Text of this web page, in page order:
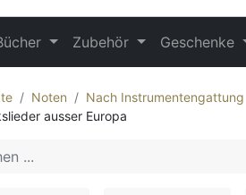
Zubehör Geschenke
Noten Nach Instrumentengattung
ausser Europa